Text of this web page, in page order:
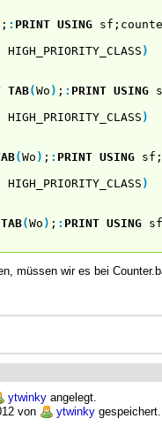
; : PRINT USING
HIGH_PRIORITY_CLASS )
TAB(Wo ) ; : PRINT USING
HIGH_PRIORITY_CLASS )
(Wo ) ; : PRINT USING
HIGH_PRIORITY_CLASS )
TAB(Wo ) ; : PRINT USING
müssen wir es bei
ytwinky angelegt.
von
ytwinky gespeichert.